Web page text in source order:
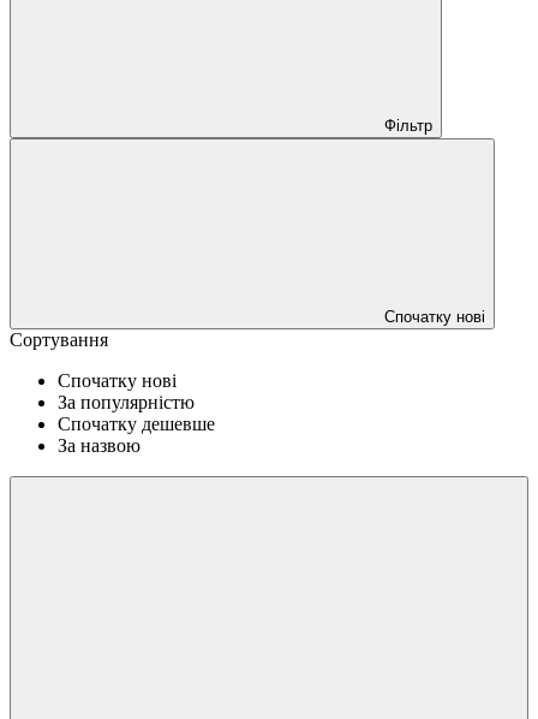
Фільтр
Спочатку нові
Сортування
Спочатку нові
За популярністю
Спочатку дешевше
За назвою